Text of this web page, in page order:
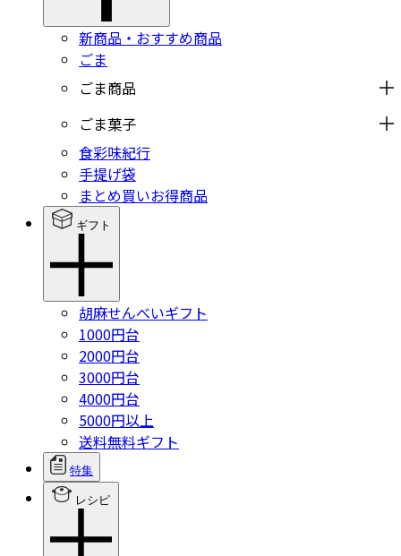
新商品・おすすめ商品
ごま
ごま商品
ごま菓子
食彩味紀行
手提げ袋
まとめ買いお得商品
ギフト
胡麻せんべいギフト
1000円台
2000円台
3000円台
4000円台
5000円以上
送料無料ギフト
特集
レシピ